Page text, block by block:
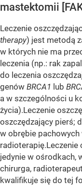
mastektomii
Leczenie
therapy) jest metodą
w których nie ma
leczenia (np.: rak
do leczenia
genów BRCA1 lub
a w szczególności u
życia).Leczenie
oszczędzający pierś;
w obrębie pachowych
radioterapię.Leczenie
jedynie w ośrod­kach,
chirurga,
kwalifikuje się do tej